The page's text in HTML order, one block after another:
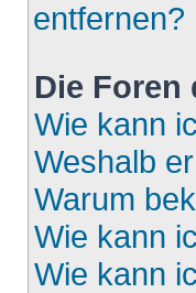
entfernen?
Die Foren
Wie kann
Weshalb
Warum
Wie kann
Wie kann